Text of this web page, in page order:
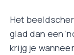
Het
glad dan een
krijg je